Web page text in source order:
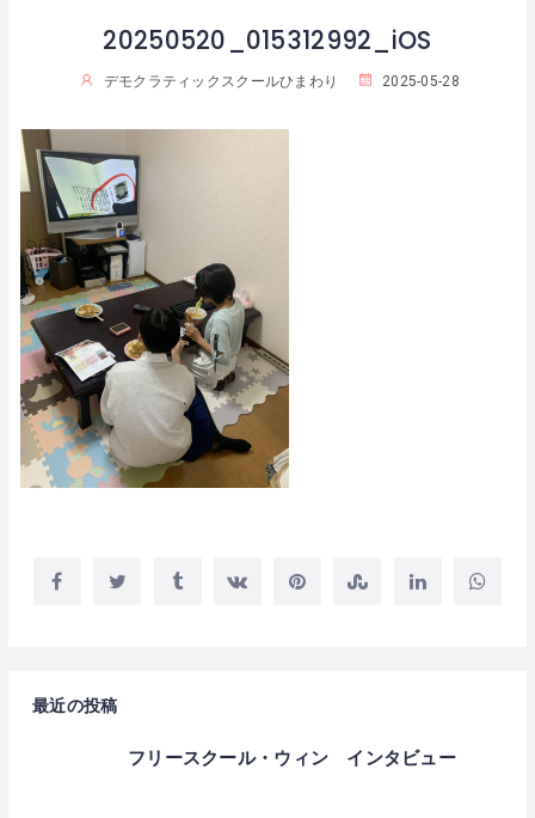
20250520_015312992_iOS
デモクラティックスクールひまわり 2025-05-28
最近の投稿
フリースクール・ウィン インタビュー